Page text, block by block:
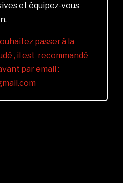
et équipez-vous
passer à la
, il est recommandé
par email :